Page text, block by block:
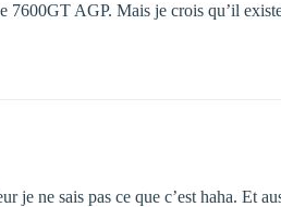
AGP. Mais je crois qu’il
ne sais pas ce que c’est haha. Et